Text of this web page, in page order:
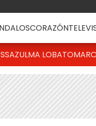
CORAZÓN
ZULMA LOBATO